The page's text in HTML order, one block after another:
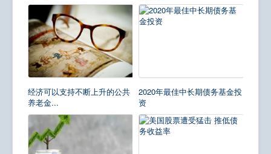
经济可以支持不断上升的公共
养老金...
2020年最佳中长期债务基金投
资